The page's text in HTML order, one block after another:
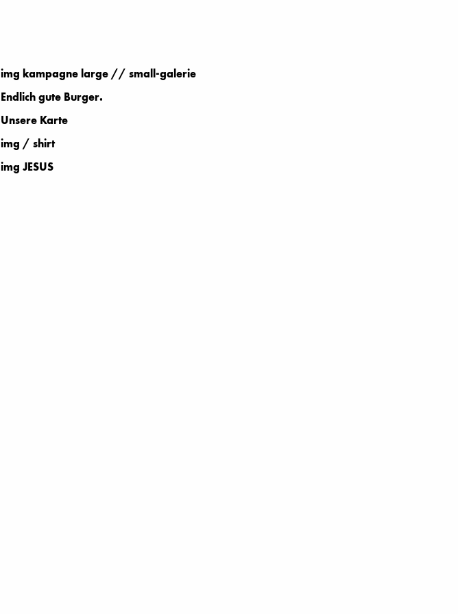
Unsere Karte
img kampagne large // small-galerie
Endlich gute Burger.
img / shirt
img JESUS